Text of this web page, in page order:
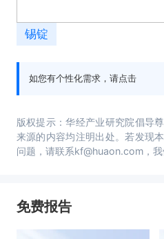
锡锭
如您有个性化需求，请点击
版权提示：华经产业研究院倡导
来源的内容均注明出处。若发现
问题，请联系kf@huaon.com，我
免费报告